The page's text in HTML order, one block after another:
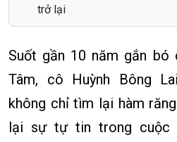
trở lại
Suốt gần 10 năm gắn bó
Tâm, cô Huỳnh Bông
không chỉ tìm lại hàm
lại sự tự tin trong cuộc